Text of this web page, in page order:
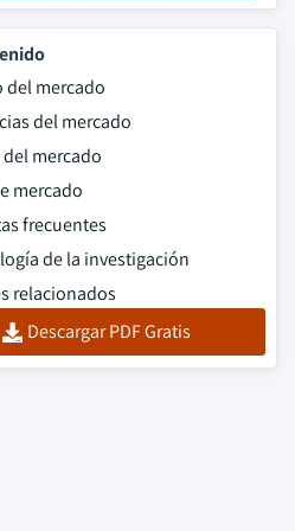
del mercado
del mercado
mercado
mercado
frecuentes
de la investigación
relacionados
Descargar PDF Gratis